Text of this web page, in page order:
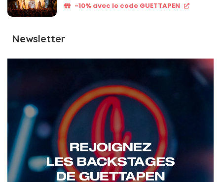
-10% avec le code GUETTAPEN
Newsletter